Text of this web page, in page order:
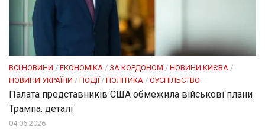
ВСІ НОВИНИ / ЕКОНОМІКА / ЗА КОРДОНОМ / НОВИНИ КИЄВА /
НОВИНИ УКРАЇНИ / ПОДІЇ / ПОЛІТИКА / СУСПІЛЬСТВО
Палата представників США обмежила військові плани
Трампа: деталі
04.06.2026